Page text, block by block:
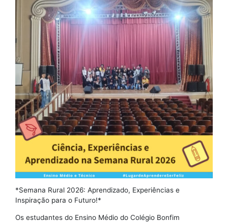
*Semana Rural 2026: Aprendizado, Experiências e
Inspiração para o Futuro!*
Os estudantes do Ensino Médio do Colégio Bonfim